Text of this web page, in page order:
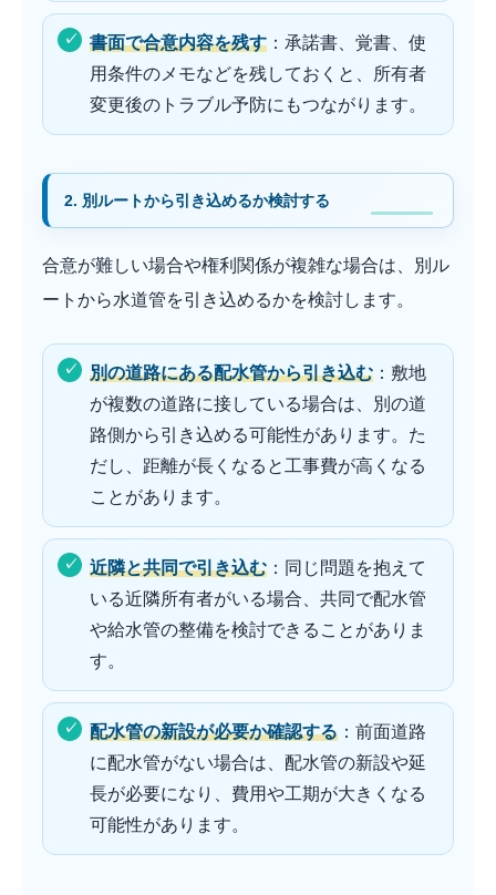
書面で合意内容を残す ：承諾書、覚書、使
用条件のメモなどを残しておくと、所有者
変更後のトラブル予防にもつながります。
2. 別ルートから引き込めるか検討する
合意が難しい場合や権利関係が複雑な場合は、別ル
ートから水道管を引き込めるかを検討します。
別の道路にある配水管から引き込む ：敷地
が複数の道路に接している場合は、別の道
路側から引き込める可能性があります。た
だし、距離が長くなると工事費が高くなる
ことがあります。
近隣と共同で引き込む ：同じ問題を抱えて
いる近隣所有者がいる場合、共同で配水管
や給水管の整備を検討できることがありま
す。
配水管の新設が必要か確認する ：前面道路
に配水管がない場合は、配水管の新設や延
長が必要になり、費用や工期が大きくなる
可能性があります。